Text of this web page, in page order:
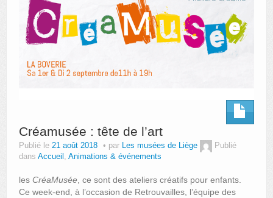
Créamusée : tête de l’art
Publié le 21 août 2018 par Les musées de Liège
Publié
dans Accueil , Animations & événements
les CréaMusée , ce sont des ateliers créatifs pour enfants.
Ce week-end, à l’occasion de Retrouvailles, l’équipe des